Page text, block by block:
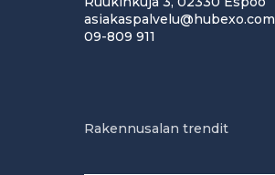
asiakaspalvelu@hubexo.com
09-809 911
Rakennusalan trendit